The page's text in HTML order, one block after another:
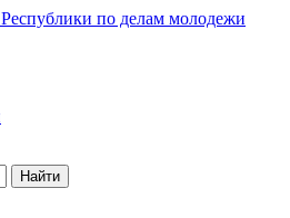
по делам молодежи
Найти